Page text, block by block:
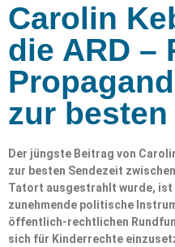
Carolin
die ARD –
zur
Der jüngste Beitrag von
zur besten Sendezeit
Tatort ausgestrahlt wurde, ist
zunehmende politische
öffentlich-rechtlichen
sich für Kinderrechte